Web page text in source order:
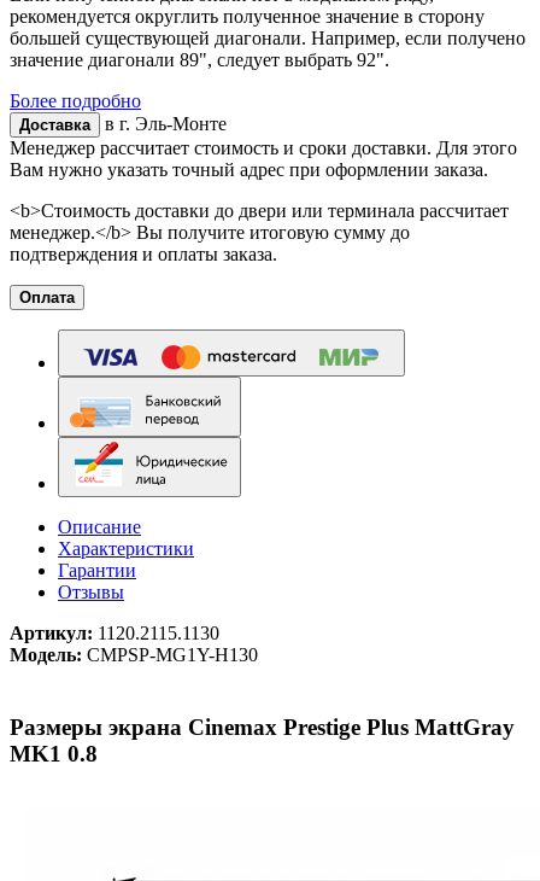
рекомендуется округлить полученное значение в сторону
большей существующей диагонали. Например, если получено
значение диагонали 89", следует выбрать 92".
Более подробно
Доставка в г. Эль-Монте
Менеджер рассчитает стоимость и сроки доставки. Для этого
Вам нужно указать точный адрес при оформлении заказа.
<b>Стоимость доставки до двери или терминала рассчитает
менеджер.</b> Вы получите итоговую сумму до
подтверждения и оплаты заказа.
Оплата
Описание
Характеристики
Гарантии
Отзывы
Артикул: 1120.2115.1130
Модель: CMPSP-MG1Y-H130
Размеры экрана Cinemax Prestige Plus MattGray
MK1 0.8